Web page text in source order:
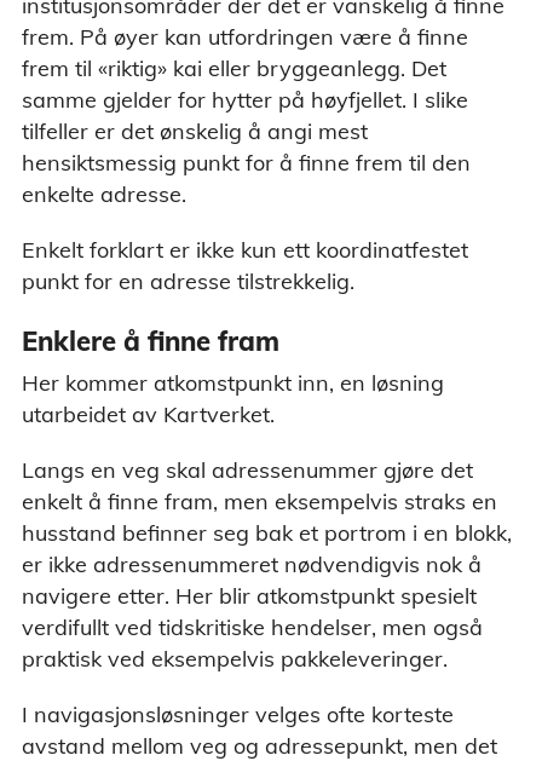
institusjonsområder der det er vanskelig å finne
frem. På øyer kan utfordringen være å finne
frem til «riktig» kai eller bryggeanlegg. Det
samme gjelder for hytter på høyfjellet. I slike
tilfeller er det ønskelig å angi mest
hensiktsmessig punkt for å finne frem til den
enkelte adresse.
Enkelt forklart er ikke kun ett koordinatfestet
punkt for en adresse tilstrekkelig.
Enklere å finne fram
Her kommer atkomstpunkt inn, en løsning
utarbeidet av Kartverket.
Langs en veg skal adressenummer gjøre det
enkelt å finne fram, men eksempelvis straks en
husstand befinner seg bak et portrom i en blokk,
er ikke adressenummeret nødvendigvis nok å
navigere etter. Her blir atkomstpunkt spesielt
verdifullt ved tidskritiske hendelser, men også
praktisk ved eksempelvis pakkeleveringer.
I navigasjonsløsninger velges ofte korteste
avstand mellom veg og adressepunkt, men det